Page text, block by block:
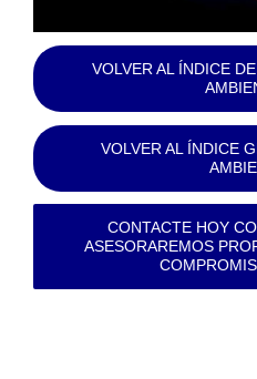
VOLVER AL ÍNDICE
VOLVER AL ÍNDICE
CONTACTE HOY
ASESORAREMOS